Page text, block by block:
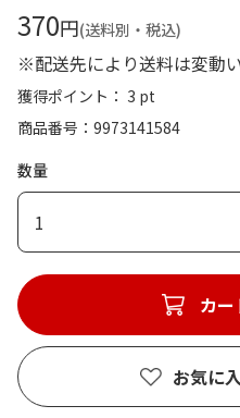
370円(送料別・税込)
※配送先により送料は変動い
獲得ポイント： 3 pt
商品番号
9973141584
数量
1
カー
お気に